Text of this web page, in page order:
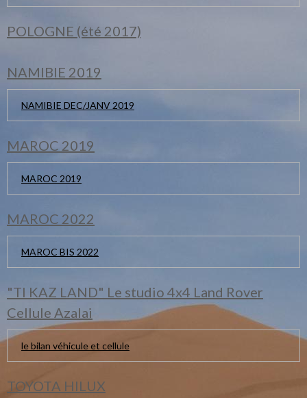
POLOGNE (été 2017)
NAMIBIE 2019
NAMIBIE DEC/JANV 2019
MAROC 2019
MAROC 2019
MAROC 2022
MAROC BIS 2022
"TI KAZ LAND" Le studio 4x4 Land Rover
Cellule Azalai
le bilan véhicule et cellule
TOYOTA HILUX